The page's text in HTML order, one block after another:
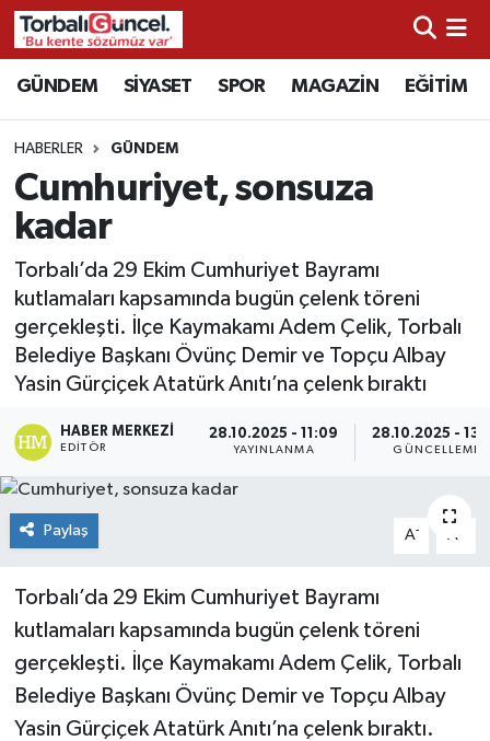
GÜNDEM SİYASET SPOR MAGAZİN EĞİTİM
HABERLER GÜNDEM
Cumhuriyet, sonsuza
kadar
Torbalı’da 29 Ekim Cumhuriyet Bayramı
kutlamaları kapsamında bugün çelenk töreni
gerçekleşti. İlçe Kaymakamı Adem Çelik, Torbalı
Belediye Başkanı Övünç Demir ve Topçu Albay
Yasin Gürçiçek Atatürk Anıtı’na çelenk bıraktı
HABER MERKEZI
EDITÖR
28.10.2025 - 11:09
YAYINLANMA
28.10.2025 -
GÜNCELLEME
Paylaş A- A
Torbalı’da 29 Ekim Cumhuriyet Bayramı
kutlamaları kapsamında bugün çelenk töreni
gerçekleşti. İlçe Kaymakamı Adem Çelik, Torbalı
Belediye Başkanı Övünç Demir ve Topçu Albay
Yasin Gürçiçek Atatürk Anıtı’na çelenk bıraktı.
İzmir Nöbetçi Eczaneler
İzmir Hava Durumu
İzmir Namaz Vakitleri
Süper Lig Puan Durumu ve Fikstür
Tüm Manşetler